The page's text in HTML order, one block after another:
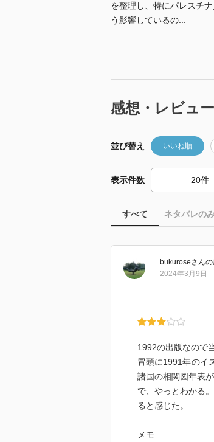
を整理し、特にパレスチ
う影響しているの...
感想・レビュ
並び替え いいね順
表示件数
すべて ネタバレの
bukuroseさんの
2024年3月9日
1992の出版なので
冒頭に1991年のイ
諸国の相関図年表
で、やっとわかる
ると感じた。
メモ